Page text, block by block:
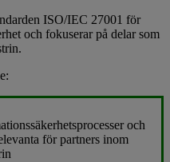
ISO/IEC 27001 för
och fokuserar på delar som
och
för partners inom